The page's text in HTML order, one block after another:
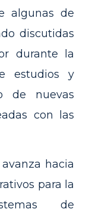
algunas de
discutidas
durante la
estudios y
de nuevas
con las
hacia
para la
de